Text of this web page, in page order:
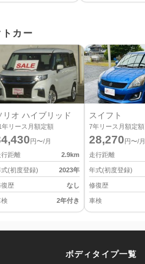
トカー
リオ ハイブリッド
年リース月額定額
円〜/月
行距離
2.9km
式(初度登録) 2023年
復歴 なし
2年付き
スイフト
7年リース月額定額
28,270 円〜/月
走行距離
年式(初度登録)
修復歴
車検
ボディタイプ一覧